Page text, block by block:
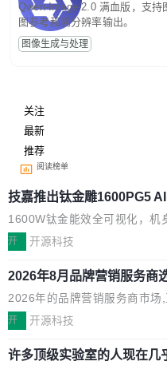
Qwen-Image-2.0 满血版，支
图参考和高分辨率输出。
图像生成与处理
关注
最新
推荐
阅读榜单
技嘉推出钛金雕1600PG5
源：为发烧级主机与本地AI
舰供电方案
1600W钛金能效全可视化，机
继2026台北电脑展首度亮相后
电源专为发烧级DIY主机与本地
造，整机长度仅16厘米，提供
与80PLUS钛金能效；支持
实时LCD监控屏，可充分满足
开 开源科技
2026年8月品牌营销服务商
从流量思维到品牌资产思维
2026年的品牌营销服务商市场,
的价值重构。全球全案品牌代
复合增长率达5.44%,预计2032
开 开源科技
许多顶级实验室的人现在几